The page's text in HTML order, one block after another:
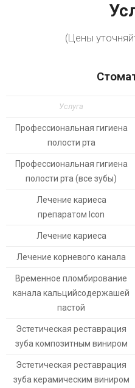
(Цены
Услуга
Профессиональная гигиена
полости рта
Профессиональная гигиена
полости рта (все зубы)
Лечение кариеса
препаратом Icon
Лечение кариеса
Лечение корневого канала
Временное пломбирование
канала кальцийсодержашей
пастой
Эстетическая реставрация
зуба композитным виниром
Эстетическая реставрация
зуба керамическим виниром